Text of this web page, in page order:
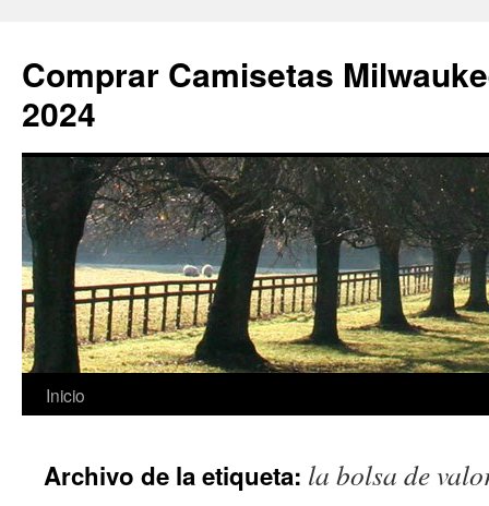
Comprar Camisetas
2024
Saltar
contenido
Inicio
Archivo de la etiqueta: la bolsa de